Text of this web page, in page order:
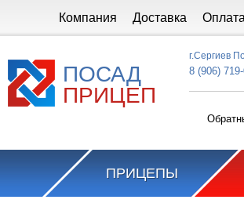
Компания Доставка Оплата
ПОСАД
ПРИЦЕП
г.Сергиев
8 (906)
ПРИЦЕПЫ